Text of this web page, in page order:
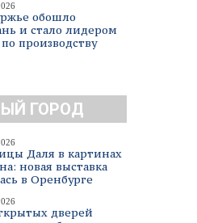
обошло
и стало лидером
производству
ГОРОД
Даля в картинах
новая выставка
в Оренбурге
дверей